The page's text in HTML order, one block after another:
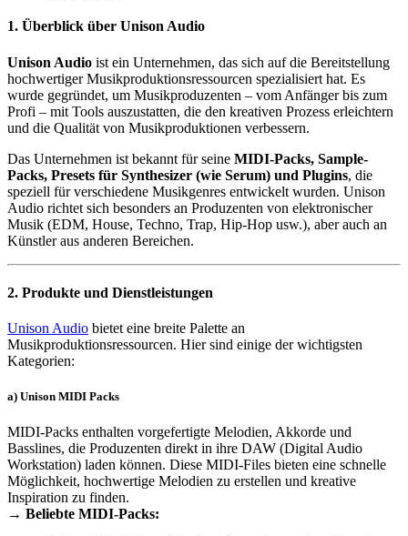
1. Überblick über Unison Audio
Unison Audio ist ein Unternehmen, das sich auf die Bereitstellung
hochwertiger Musikproduktionsressourcen spezialisiert hat. Es
wurde gegründet, um Musikproduzenten – vom Anfänger bis zum
Profi – mit Tools auszustatten, die den kreativen Prozess erleichtern
und die Qualität von Musikproduktionen verbessern.
Das Unternehmen ist bekannt für seine MIDI-Packs, Sample-
Packs, Presets für Synthesizer (wie Serum) und Plugins, die
speziell für verschiedene Musikgenres entwickelt wurden. Unison
Audio richtet sich besonders an Produzenten von elektronischer
Musik (EDM, House, Techno, Trap, Hip-Hop usw.), aber auch an
Künstler aus anderen Bereichen.
2. Produkte und Dienstleistungen
Unison Audio bietet eine breite Palette an
Musikproduktionsressourcen. Hier sind einige der wichtigsten
Kategorien:
a) Unison MIDI Packs
MIDI-Packs enthalten vorgefertigte Melodien, Akkorde und
Basslines, die Produzenten direkt in ihre DAW (Digital Audio
Workstation) laden können. Diese MIDI-Files bieten eine schnelle
Möglichkeit, hochwertige Melodien zu erstellen und kreative
Inspiration zu finden.
→ Beliebte MIDI-Packs: